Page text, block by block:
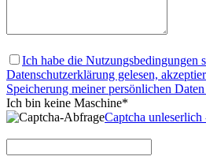
Ich habe die Nutzungsbedingungen
Datenschutzerklärung gelesen,
Speicherung meiner persönlichen
Ich bin keine Maschine*
Captcha unleserlich